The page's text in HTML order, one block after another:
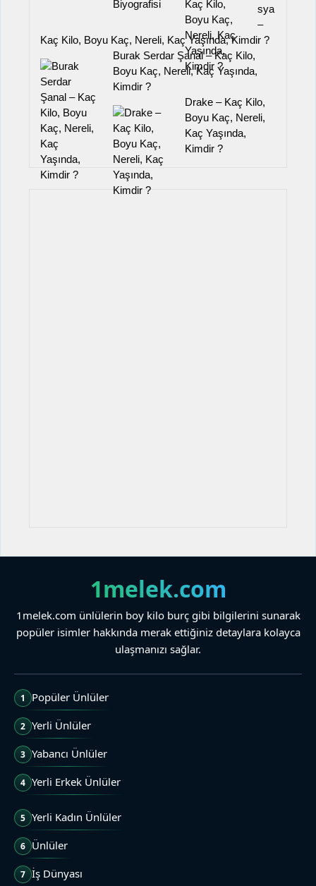
sya
–
Kaç Kilo, Boyu Kaç, Nereli, Kaç Yaşında, Kimdir ?
Burak Serdar Şanal – Kaç Kilo,
Boyu Kaç, Nereli, Kaç Yaşında,
Kimdir ?
Drake – Kaç Kilo,
Boyu Kaç, Nereli,
Kaç Yaşında,
Kimdir ?
1melek.com
1melek.com ünlülerin boy kilo burç gibi bilgilerini sunarak
popüler isimler hakkında merak ettiğiniz detaylara kolayca
ulaşmanızı sağlar.
1 Popüler Ünlüler
2 Yerli Ünlüler
3 Yabancı Ünlüler
4 Yerli Erkek Ünlüler
5 Yerli Kadın Ünlüler
6 Ünlüler
7 İş Dünyası